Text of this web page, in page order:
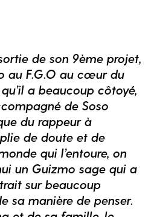
de son 9ème projet,
au F.G.O au cœur du
a beaucoup côtoyé,
de Soso
du rappeur à
de doute et de
qui l’entoure, on
un Guizmo sage qui a
sur beaucoup
sa manière de penser.